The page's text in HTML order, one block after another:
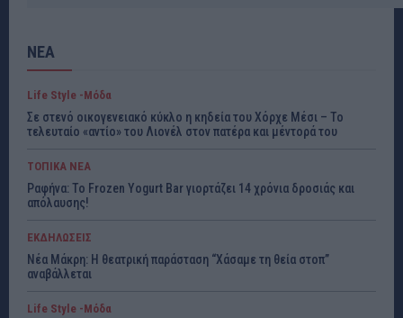
ΝΕΑ
Life Style -Μόδα
Σε στενό οικογενειακό κύκλο η κηδεία του Χόρχε Μέσι – Το
τελευταίο «αντίο» του Λιονέλ στον πατέρα και μέντορά του
ΤΟΠΙΚΑ ΝΕΑ
Ραφήνα: Το Frozen Yogurt Bar γιορτάζει 14 χρόνια δροσιάς και
απόλαυσης!
ΕΚΔΗΛΩΣΕΙΣ
Νέα Μάκρη: Η θεατρική παράσταση “Χάσαμε τη θεία στοπ”
αναβάλλεται
Life Style -Μόδα